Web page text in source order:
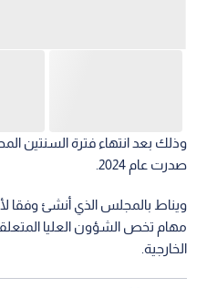
وذلك بعد انتهاء فترة السنتين
صدرت عام 2024.
مهام تخص الشؤون العليا
الخارجية.